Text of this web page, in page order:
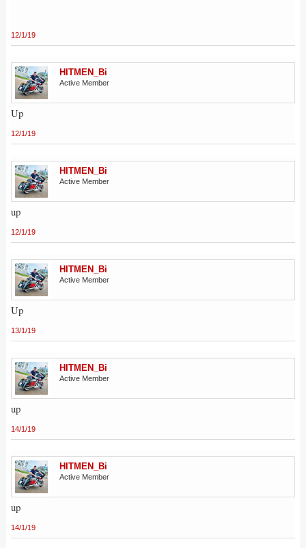
12/1/19
HITMEN_Bi
Active Member
Up
12/1/19
HITMEN_Bi
Active Member
up
12/1/19
HITMEN_Bi
Active Member
Up
13/1/19
HITMEN_Bi
Active Member
up
14/1/19
HITMEN_Bi
Active Member
up
14/1/19